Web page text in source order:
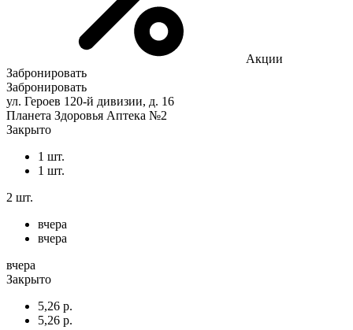
Акции
Забронировать
Забронировать
ул. Героев 120-й дивизии, д. 16
Планета Здоровья Аптека №2
Закрыто
1 шт.
1 шт.
2 шт.
вчера
вчера
вчера
Закрыто
5,26 р.
5,26 р.